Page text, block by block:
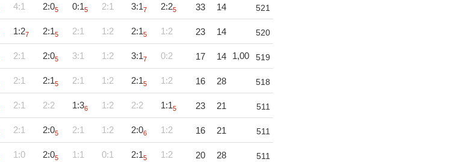
4:1 2:05 0:15 2:1 3:17 2:25 33 14 521
1:27 2:15 2:1 1:2 2:15 1:2 23 14 520
2:1 2:05 3:1 1:2 3:17 0:2 17 14 1,00 519
2:1 2:15 2:1 1:2 2:15 1:2 16 28 518
2:1 2:2 1:36 1:2 2:2 1:15 23 21 511
2:1 2:05 2:1 1:2 2:06 1:2 16 21 511
1:0 2:05 1:1 0:1 2:15 1:2 20 28 511